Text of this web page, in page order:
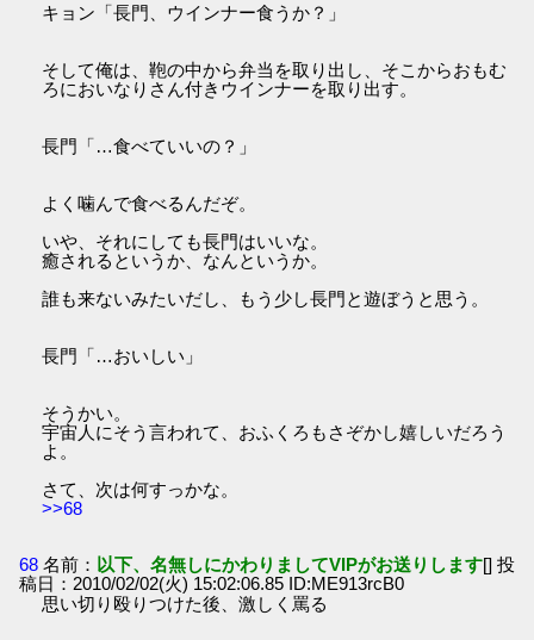
キョン「長門、ウインナー食うか？」
そして俺は、鞄の中から弁当を取り出し、そこからおもむ
ろにおいなりさん付きウインナーを取り出す。
長門「…食べていいの？」
よく噛んで食べるんだぞ。
いや、それにしても長門はいいな。
癒されるというか、なんというか。
誰も来ないみたいだし、もう少し長門と遊ぼうと思う。
長門「…おいしい」
そうかい。
宇宙人にそう言われて、おふくろもさぞかし嬉しいだろう
よ。
さて、次は何すっかな。
>>68
68 名前： 以下、名無しにかわりましてVIPがお送りします[] 投
稿日：2010/02/02(火) 15:02:06.85 ID:ME913rcB0
思い切り殴りつけた後、激しく罵る